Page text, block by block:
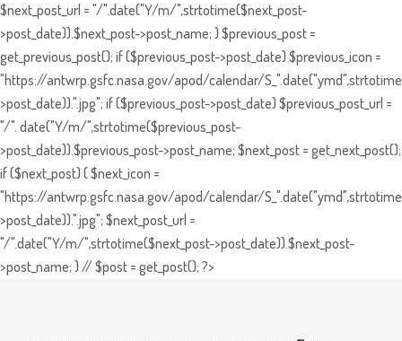
$next_post_url = "/".date("Y/m/",strtotime($next_post-
>post_date)).$next_post->post_name; } $previous_post =
get_previous_post(); if ($previous_post->post_date) $previous_icon =
"https://antwrp.gsfc.nasa.gov/apod/calendar/
>post_date)).".jpg"; if ($previous_post->post_date) $previous_post_url =
"/". date("Y/m/",strtotime($previous_post-
>post_date)).$previous_post->post_name; $next_post = get_next_post();
if ($next_post) { $next_icon =
"https://antwrp.gsfc.nasa.gov/apod/calendar/
>post_date)).".jpg"; $next_post_url =
"/".date("Y/m/",strtotime($next_post->post_date)).$next_post-
>post_name; } // $post = get_post(); ?>